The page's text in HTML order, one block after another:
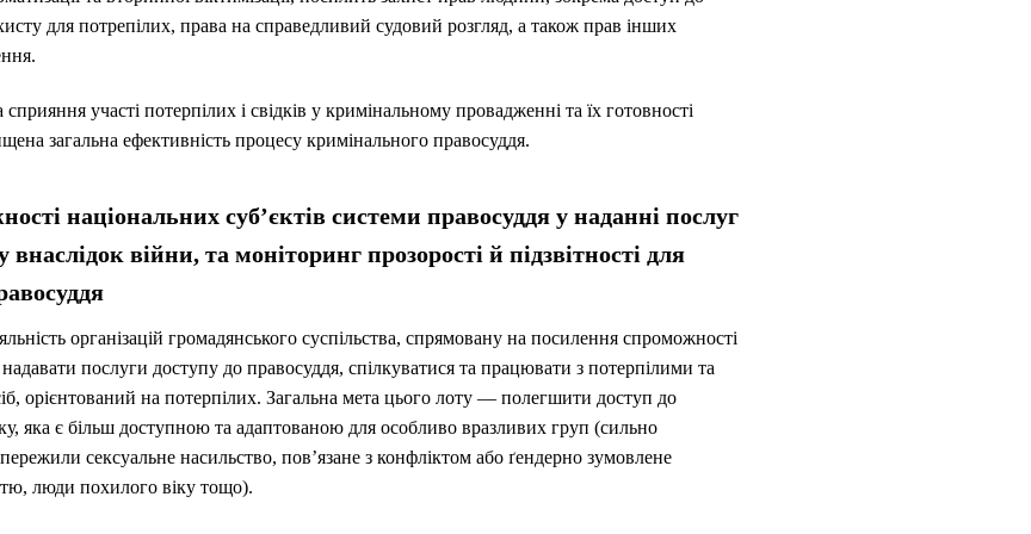
для потрепілих, права на справедливий судовий розгляд, а також прав інших
сприяння участі потерпілих і свідків у кримінальному провадженні та їх готовності
загальна ефективність процесу кримінального правосуддя.
національних суб’єктів системи правосуддя у наданні послуг
війни, та моніторинг прозорості й підзвітності для
організацій громадянського суспільства, спрямовану на посилення спроможності
послуги доступу до правосуддя, спілкуватися та працювати з потерпілими та
орієнтований на потерпілих. Загальна мета цього лоту — полегшити доступ до
яка є більш доступною та адаптованою для особливо вразливих груп (сильно
сексуальне насильство, пов’язане з конфліктом або ґендерно зумовлене
люди похилого віку тощо).